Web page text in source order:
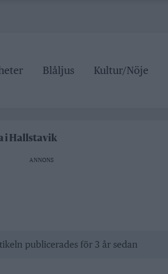
Blåljus Kultur/Nöje
på trafiken
i Hallstavik
som drabbas
ANNONS
publicerades för 3 år sedan